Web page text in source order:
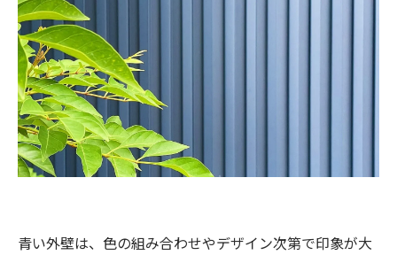
青い外壁は、色の組み合わせやデザイン次第で印象が大